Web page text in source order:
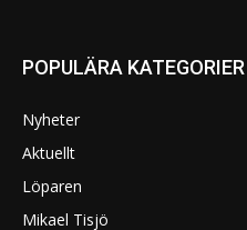
POPULÄRA KATEGORIER
Nyheter
Aktuellt
Löparen
Mikael Tisjö